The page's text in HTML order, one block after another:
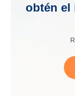
obtén el